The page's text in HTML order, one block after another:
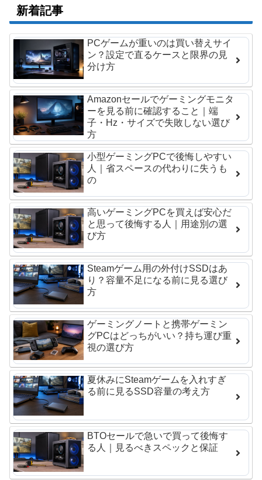
新着記事
PCゲームが重いのは買い替えサイ
ン？設定で直るケースと限界の見
分け方
Amazonセールでゲーミングモニタ
ーを見る前に確認すること｜端
子・Hz・サイズで失敗しない選び
方
小型ゲーミングPCで後悔しやすい
人｜省スペースの代わりに失うも
の
高いゲーミングPCを買えば安心だ
と思って後悔する人｜用途別の選
び方
Steamゲーム用の外付けSSDはあ
り？容量不足になる前に見る選び
方
ゲーミングノートと携帯ゲーミン
グPCはどっちがいい？持ち運び重
視の選び方
夏休みにSteamゲームを入れすぎ
る前に見るSSD容量の考え方
BTOセールで急いで買って後悔す
る人｜見るべきスペックと保証